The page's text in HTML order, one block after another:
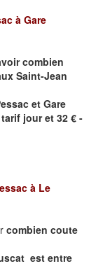
à Gare
combien
Saint-Jean
et Gare
jour et 32 € -
à Le
combien coute
est entre